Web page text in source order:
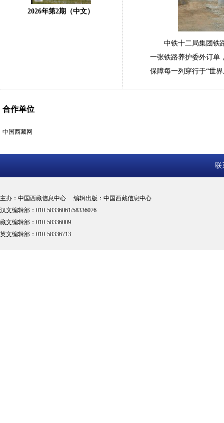
2026年第2期（中文）
中铁十二局集团铁
一张铁路养护委外订单
保障每一列穿行于“世
合作单位
中国西藏网
联
主办：中国西藏信息中心 编辑出版：中国西藏信息中心
汉文编辑部：010-58336061/58336076
藏文编辑部：010-58336009
英文编辑部：010-58336713